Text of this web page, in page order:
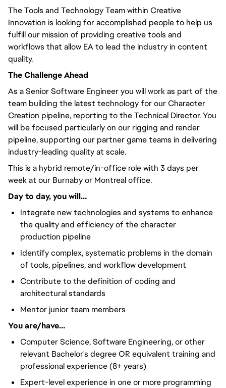
The Tools and Technology Team within Creative
Innovation is looking for accomplished people to help us
fulfill our mission of providing creative tools and
workflows that allow EA to lead the industry in content
quality.
The Challenge Ahead
As a Senior Software Engineer you will work as part of the
team building the latest technology for our Character
Creation pipeline, reporting to the Technical Director. You
will be focused particularly on our rigging and render
pipeline, supporting our partner game teams in delivering
industry-leading quality at scale.
This is a hybrid remote/in-office role with 3 days per
week at our Burnaby or Montreal office.
Day to day, you will…
Integrate new technologies and systems to enhance
the quality and efficiency of the character
production pipeline
Identify complex, systematic problems in the domain
of tools, pipelines, and workflow development
Contribute to the definition of coding and
architectural standards
Mentor junior team members
You are/have…
Computer Science, Software Engineering, or other
relevant Bachelor's degree OR equivalent training and
professional experience (8+ years)
Expert-level experience in one or more programming